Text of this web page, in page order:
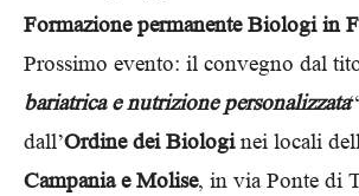
Formazione permanente Biologi in
Prossimo evento: il convegno dal
bariatrica e nutrizione personalizzata
dall’Ordine dei Biologinei locali
Campania e Molise, in via Ponte di